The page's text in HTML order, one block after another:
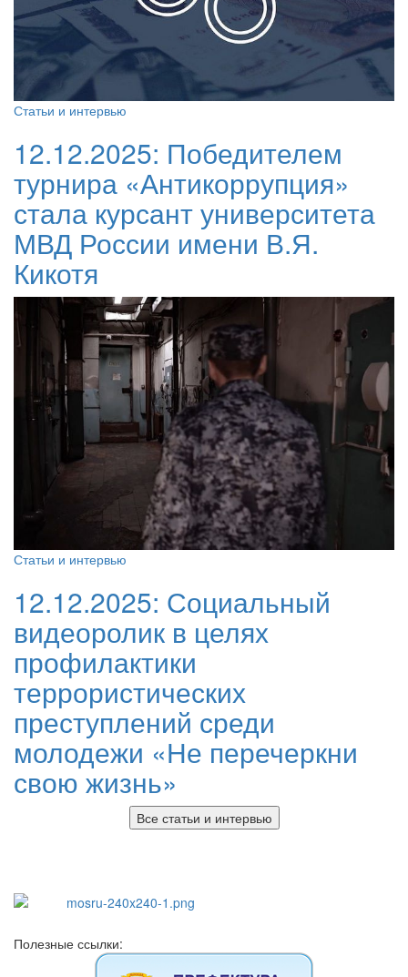
Статьи и интервью
12.12.2025: Победителем
турнира «Антикоррупция»
стала курсант университета
МВД России имени В.Я.
Кикотя
Статьи и интервью
12.12.2025: Социальный
видеоролик в целях
профилактики
террористических
преступлений среди
молодежи «Не перечеркни
свою жизнь»
Все статьи и интервью
Полезные ссылки: